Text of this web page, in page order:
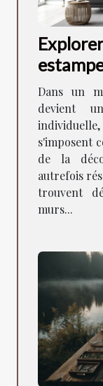
la
Dans un
devient
s'imposent
de la
autrefois
trouvent
murs...